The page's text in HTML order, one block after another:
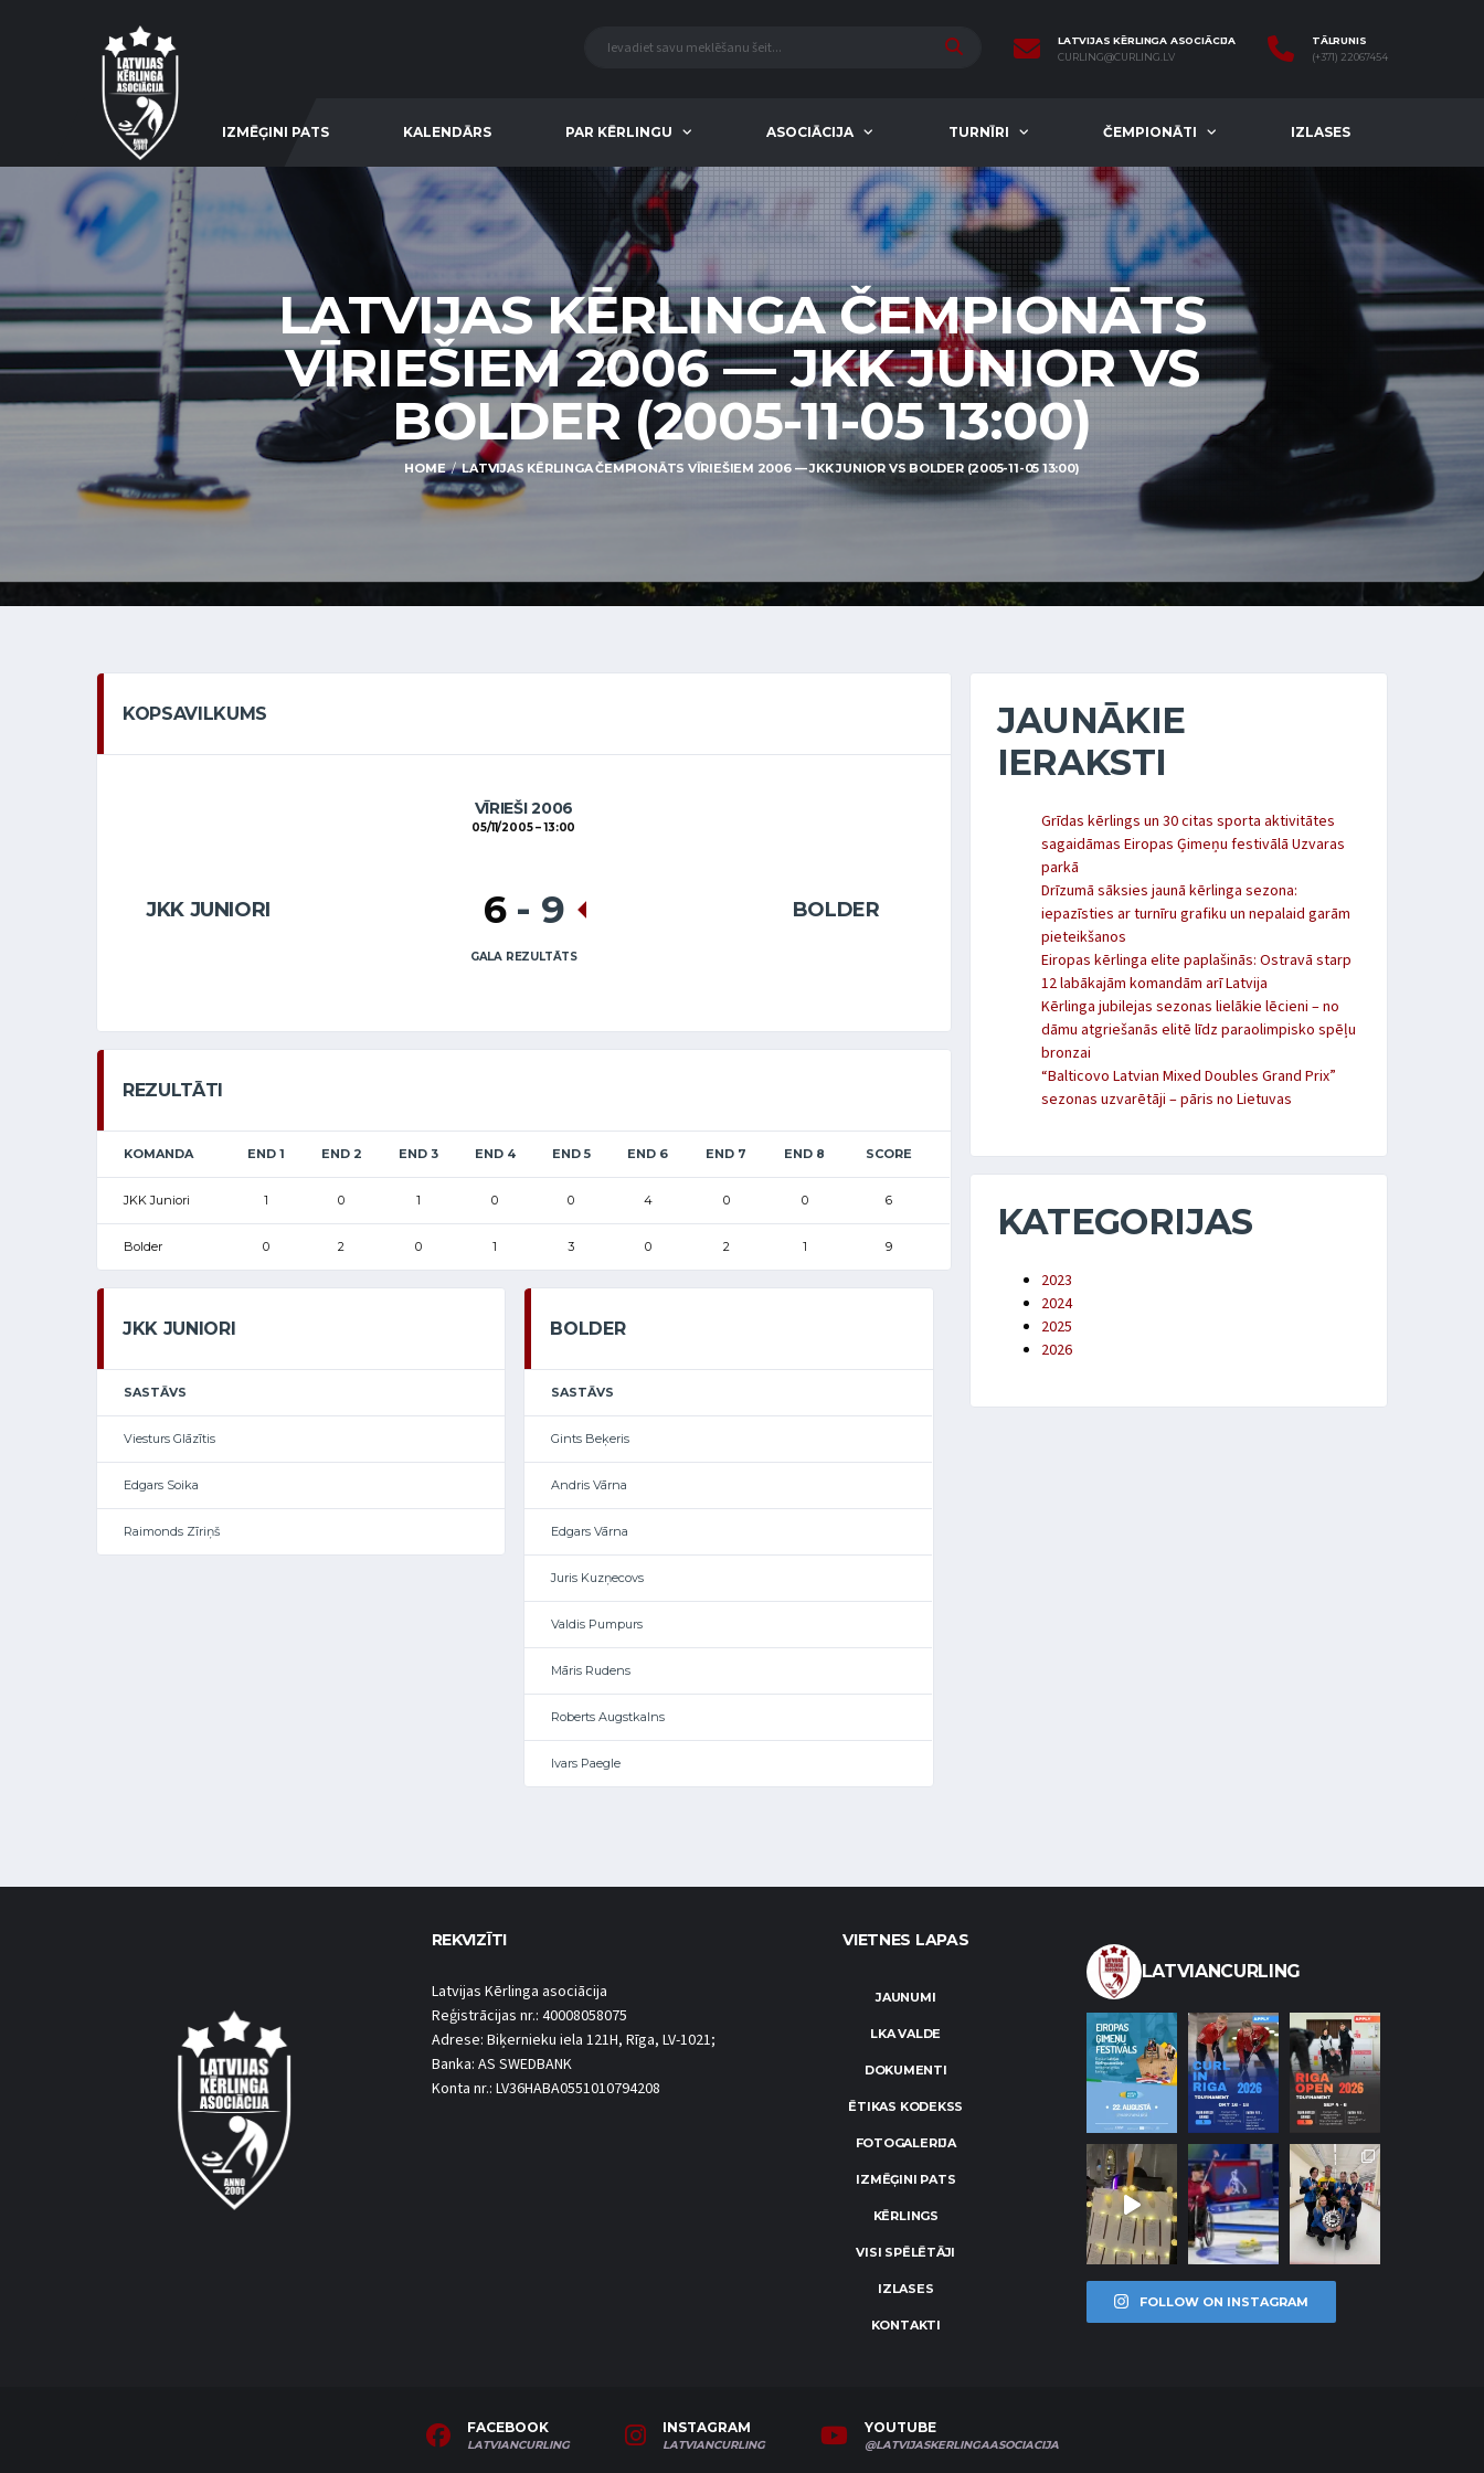
LATVIJAS KĒRLINGA ASOCIĀCIJA
CURLING@CURLING.LV
TĀLRUNIS
(+371) 22067454
IZMĒĢINI PATS KALENDĀRS PAR KĒRLINGU ASOCIĀCIJA TURNĪRI ČEMPIONĀTI IZLASES
LATVIJAS KĒRLINGA ČEMPIONĀTS
VĪRIEŠIEM 2006 — JKK JUNIOR VS
BOLDER (2005-11-05 13:00)
HOME LATVIJAS KĒRLINGA ČEMPIONĀTS VĪRIEŠIEM 2006 — JKK JUNIOR VS BOLDER (2005-11-05 13:00)
KOPSAVILKUMS
VĪRIEŠI 2006
05/11/2005 13:00
JKK JUNIORI BOLDER
6 - 9
GALA REZULTĀTS
REZULTĀTI
KOMANDA END 1 END 2 END 3 END 4 END 5 END 6 END 7 END 8 SCORE
JKK Juniori 1 0 1 0 0 4 0 0 6
Bolder 0 2 0 1 3 0 2 1 9
JKK JUNIORI
SASTĀVS
Viesturs Glāzītis
Edgars Soika
Raimonds Zīriņš
BOLDER
SASTĀVS
Gints Beķeris
Andris Vārna
Edgars Vārna
Juris Kuzņecovs
Valdis Pumpurs
Māris Rudens
Roberts Augstkalns
Ivars Paegle
JAUNĀKIE
IERAKSTI
Grīdas kērlings un 30 citas sporta aktivitātes
sagaidāmas Eiropas Ģimeņu festivālā Uzvaras
parkā
Drīzumā sāksies jaunā kērlinga sezona:
iepazīsties ar turnīru grafiku un nepalaid garām
pieteikšanos
Eiropas kērlinga elite paplašinās: Ostravā starp
12 labākajām komandām arī Latvija
Kērlinga jubilejas sezonas lielākie lēcieni – no
dāmu atgriešanās elitē līdz paraolimpisko spēļu
bronzai
“Balticovo Latvian Mixed Doubles Grand Prix”
sezonas uzvarētāji – pāris no Lietuvas
KATEGORIJAS
2023
2024
2025
2026
REKVIZĪTI
Latvijas Kērlinga asociācija
Reģistrācijas nr.: 40008058075
Adrese: Biķernieku iela 121H, Rīga, LV-1021;
Banka: AS SWEDBANK
Konta nr.: LV36HABA0551010794208
VIETNES LAPAS
JAUNUMI
LKA VALDE
DOKUMENTI
ĒTIKAS KODEKSS
FOTOGALERIJA
IZMĒĢINI PATS
KĒRLINGS
VISI SPĒLĒTĀJI
IZLASES
KONTAKTI
LATVIANCURLING
FOLLOW ON INSTAGRAM
FACEBOOK
LATVIANCURLING
INSTAGRAM
LATVIANCURLING
YOUTUBE
@LATVIJASKERLINGAASOCIACIJA